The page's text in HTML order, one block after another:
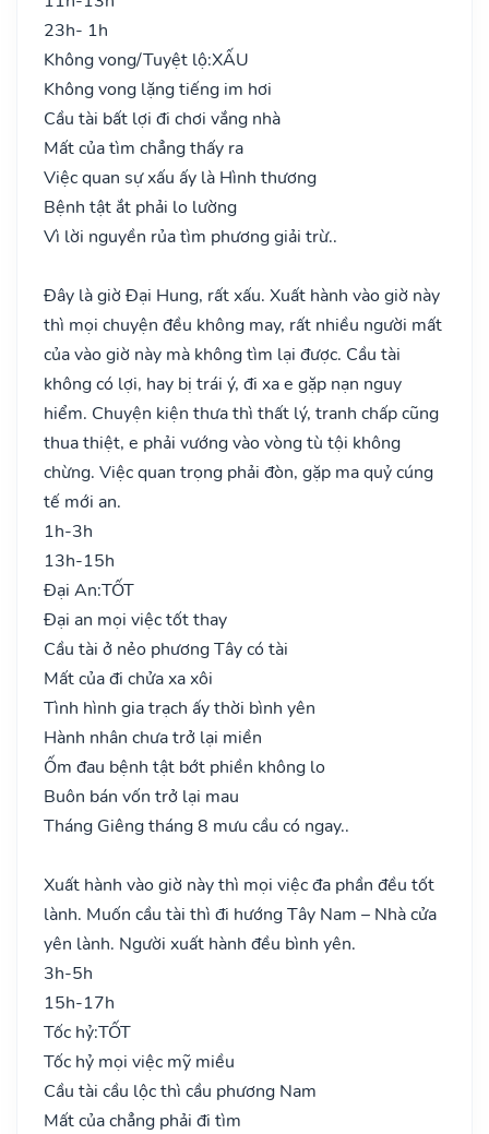
23h- 1h
Không vong/Tuyệt lộ:XẤU
Không vong lặng tiếng im hơi
Cầu tài bất lợi đi chơi vắng nhà
Mất của tìm chẳng thấy ra
Việc quan sự xấu ấy là Hình thương
Bệnh tật ắt phải lo lường
Vì lời nguyền rủa tìm phương giải trừ..
Đây là giờ Đại Hung, rất xấu. Xuất hành vào giờ này
thì mọi chuyện đều không may, rất nhiều người mất
của vào giờ này mà không tìm lại được. Cầu tài
không có lợi, hay bị trái ý, đi xa e gặp nạn nguy
hiểm. Chuyện kiện thưa thì thất lý, tranh chấp cũng
thua thiệt, e phải vướng vào vòng tù tội không
chừng. Việc quan trọng phải đòn, gặp ma quỷ cúng
tế mới an.
1h-3h
13h-15h
Đại An:TỐT
Đại an mọi việc tốt thay
Cầu tài ở nẻo phương Tây có tài
Mất của đi chửa xa xôi
Tình hình gia trạch ấy thời bình yên
Hành nhân chưa trở lại miền
Ốm đau bệnh tật bớt phiền không lo
Buôn bán vốn trở lại mau
Tháng Giêng tháng 8 mưu cầu có ngay..
Xuất hành vào giờ này thì mọi việc đa phần đều tốt
lành. Muốn cầu tài thì đi hướng Tây Nam – Nhà cửa
yên lành. Người xuất hành đều bình yên.
3h-5h
15h-17h
Tốc hỷ:TỐT
Tốc hỷ mọi việc mỹ miều
Cầu tài cầu lộc thì cầu phương Nam
Mất của chẳng phải đi tìm